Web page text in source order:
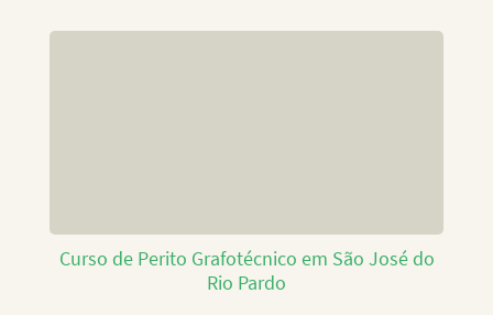
Curso de Perito Grafotécnico em São José do
Rio Pardo